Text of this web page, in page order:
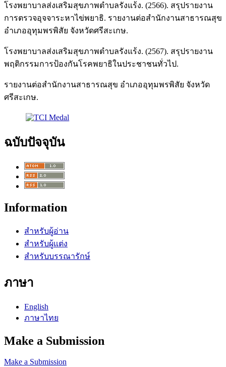
โรงพยาบาลส่งเสริมสุขภาพตำบลรังแร้ง. (2566). สรุปรายงาน
การตรวจอุจจาระหาไข่พยาธิ. รายงานต่อสำนักงานสาธารณสุข
อำเภออุทุมพรพิสัย จังหวัดศรีสะเกษ.
โรงพยาบาลส่งเสริมสุขภาพตำบลรังแร้ง. (2567). สรุปรายงาน
พฤติกรรมการป้องกันโรคพยาธิในประชาชนทั่วไป.
รายงานต่อสำนักงานสาธารณสุข อำเภออุทุมพรพิสัย จังหวัด
ศรีสะเกษ.
ฉบับปัจจุบัน
Information
สำหรับผู้อ่าน
สำหรับผู้แต่ง
สำหรับบรรณารักษ์
ภาษา
English
ภาษาไทย
Make a Submission
Make a Submission